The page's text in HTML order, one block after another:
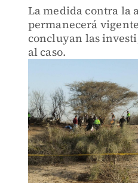
La medida contra la
permanecerá
concluyan las
al caso.